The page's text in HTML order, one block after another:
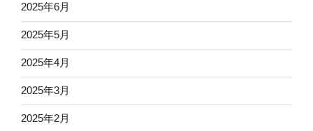
2025年6月
2025年5月
2025年4月
2025年3月
2025年2月